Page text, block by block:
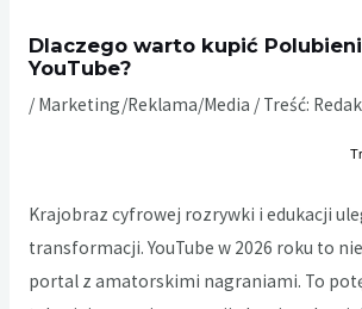
Dlaczego warto kupić
YouTube?
/ Marketing/Reklama/Media / Treść:
Krajobraz cyfrowej rozrywki i edukacji
transformacji. YouTube w 2026 roku to
portal z amatorskimi nagraniami. To